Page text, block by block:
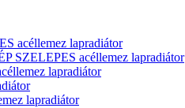
acéllemez lapradiátor
SZELEPES acéllemez lapradiátor
lapradiátor
lapradiátor